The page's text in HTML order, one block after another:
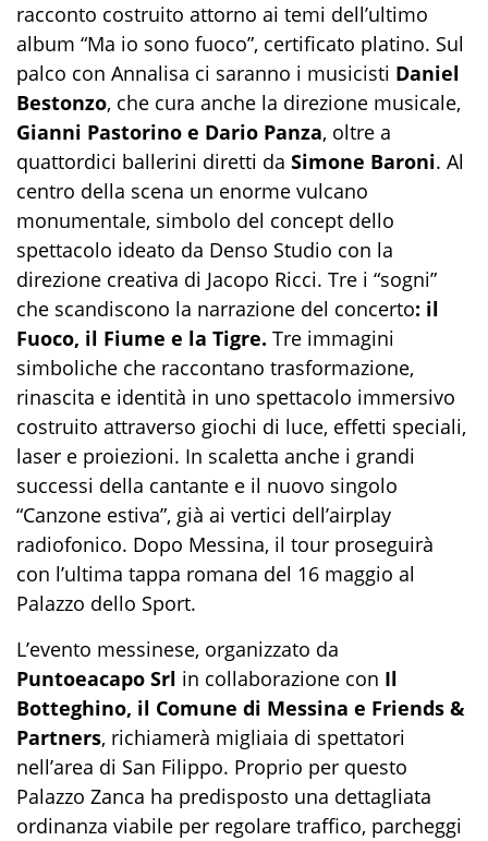
racconto costruito attorno ai temi dell’ultimo
album “Ma io sono fuoco”, certificato platino. Sul
palco con Annalisa ci saranno i musicisti Daniel
Bestonzo, che cura anche la direzione musicale,
Gianni Pastorino e Dario Panza, oltre a
quattordici ballerini diretti da Simone Baroni. Al
centro della scena un enorme vulcano
monumentale, simbolo del concept dello
spettacolo ideato da Denso Studio con la
direzione creativa di Jacopo Ricci. Tre i “sogni”
che scandiscono la narrazione del concerto: il
Fuoco, il Fiume e la Tigre. Tre immagini
simboliche che raccontano trasformazione,
rinascita e identità in uno spettacolo immersivo
costruito attraverso giochi di luce, effetti speciali,
laser e proiezioni. In scaletta anche i grandi
successi della cantante e il nuovo singolo
“Canzone estiva”, già ai vertici dell’airplay
radiofonico. Dopo Messina, il tour proseguirà
con l’ultima tappa romana del 16 maggio al
Palazzo dello Sport.
L’evento messinese, organizzato da
Puntoeacapo Srl in collaborazione con Il
Botteghino, il Comune di Messina e Friends &
Partners, richiamerà migliaia di spettatori
nell’area di San Filippo. Proprio per questo
Palazzo Zanca ha predisposto una dettagliata
ordinanza viabile per regolare traffico, parcheggi